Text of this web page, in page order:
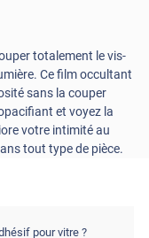
totalement le vis-
Ce film occultant
sans la couper
et voyez la
votre intimité au
tout type de pièce.
pour vitre ?